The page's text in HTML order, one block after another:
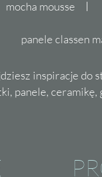
mocha mousse
panele classen
inspiracje do
panele,